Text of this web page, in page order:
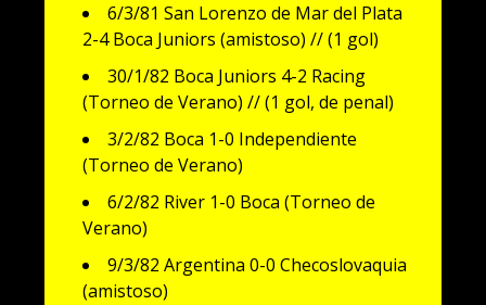
6/3/81 San Lorenzo de Mar del Plata
2-4 Boca Juniors (amistoso) // (1 gol)
30/1/82 Boca Juniors 4-2 Racing
(Torneo de Verano) // (1 gol, de penal)
3/2/82 Boca 1-0 Independiente
(Torneo de Verano)
6/2/82 River 1-0 Boca (Torneo de
Verano)
9/3/82 Argentina 0-0 Checoslovaquia
(amistoso)